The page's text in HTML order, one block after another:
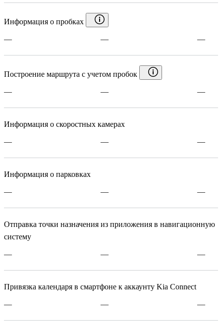
Информация о пробках
— — —
Построение маршрута с учетом пробок
— — —
Информация о скоростных камерах
— — —
Информация о парковках
— — —
Отправка точки назначения из приложения в навигационную
систему
— — —
Привязка календаря в смартфоне к аккаунту Kia Connect
— — —